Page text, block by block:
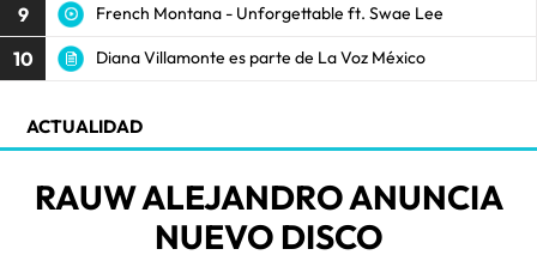
9 French Montana - Unforgettable ft. Swae Lee
10 Diana Villamonte es parte de La Voz México
ACTUALIDAD
RAUW ALEJANDRO ANUNCIA
NUEVO DISCO